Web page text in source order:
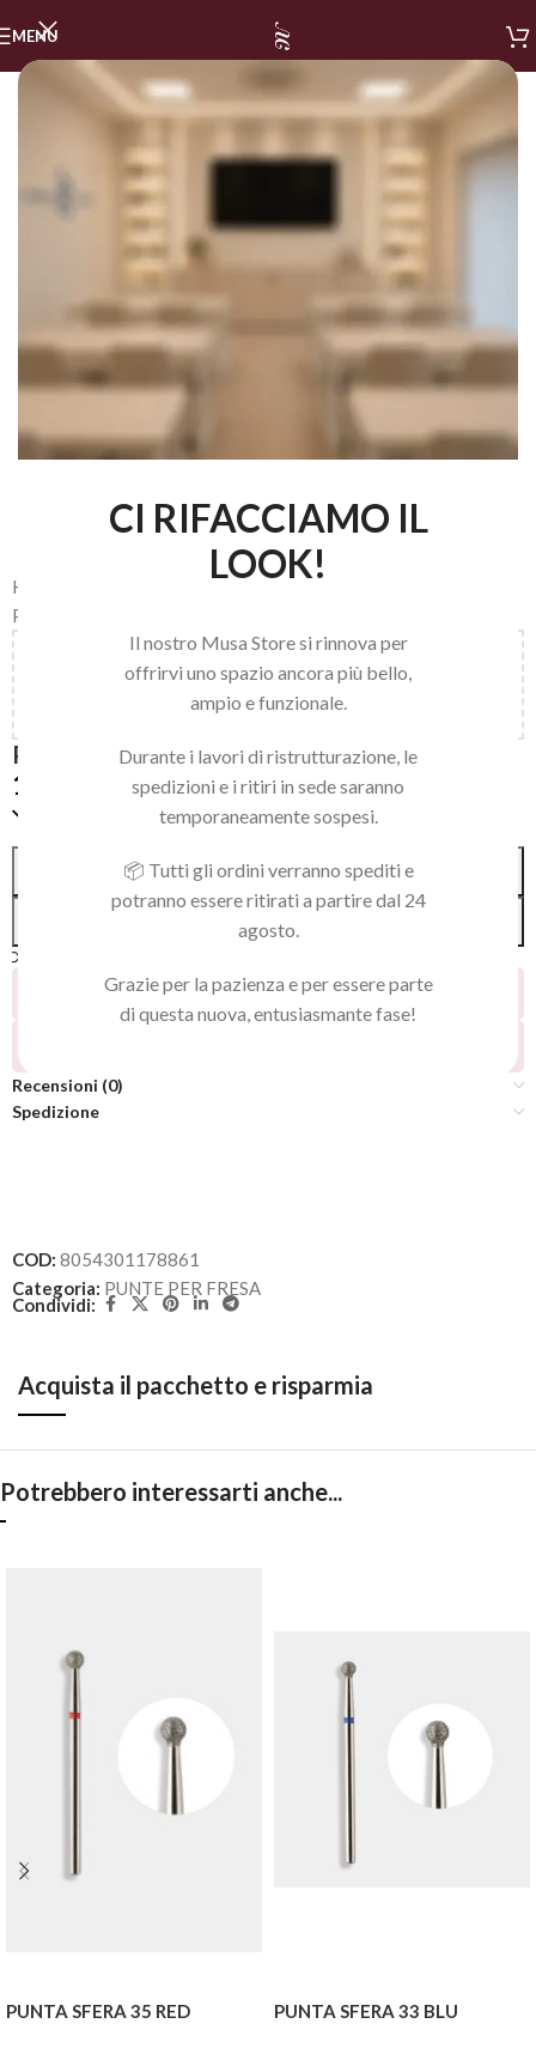
CI RIFACCIAMO IL
LOOK!
Il nostro Musa Store si rinnova per
offrirvi uno spazio ancora più bello,
ampio e funzionale.
Durante i lavori di ristrutturazione, le
spedizioni e i ritiri in sede saranno
temporaneamente sospesi.
📦 Tutti gli ordini verranno spediti e
potranno essere ritirati a partire dal 24
agosto.
Grazie per la pazienza e per essere parte
di questa nuova, entusiasmante fase!
MENU
Home
PUNTE PER FRESA
150,00€ al carrello e ottieni la spedizione
PUNTA PSMONTZREV
19,90
Solo 1 pezzi disponibili
AGGIUNGI AL CARRELLO
ACQUISTA SUBITO
Persone che guardano questo prodotto ora!
Recensioni (0)
Spedizione
COD: 8054301178861
Categoria: PUNTE PER FRESA
Condividi:
Acquista il pacchetto e risparmia
Potrebbero interessarti anche...
PUNTA SFERA 35 RED PUNTA SFERA 33 BLU